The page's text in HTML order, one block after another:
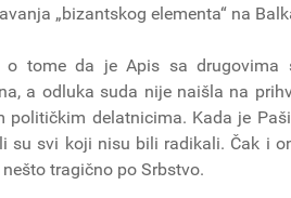
„bizantskog elementa“ na
o tome da je Apis sa drugovima
a odluka suda nije naišla na
političkim delatnicima. Kada je
su svi koji nisu bili radikali. Čak i
tragično po Srbstvo.